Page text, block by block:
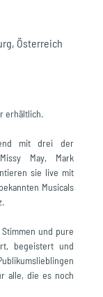
Österreich
erhältlich.
mit drei der
May, Mark
sie live mit
Musicals
und pure
begeistert und
alle, die es noch